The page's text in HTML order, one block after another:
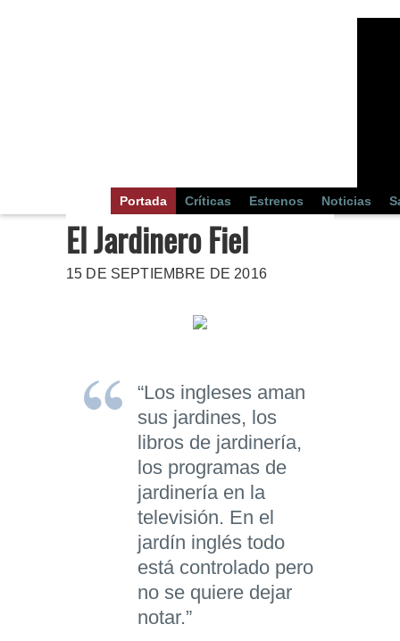
Portada Críticas Estrenos Noticias
El Jardinero Fiel
15 DE SEPTIEMBRE DE 2016
“Los ingleses aman
sus jardines, los
libros de jardinería,
los programas de
jardinería en la
televisión. En el
jardín inglés todo
está controlado pero
no se quiere dejar
notar.”